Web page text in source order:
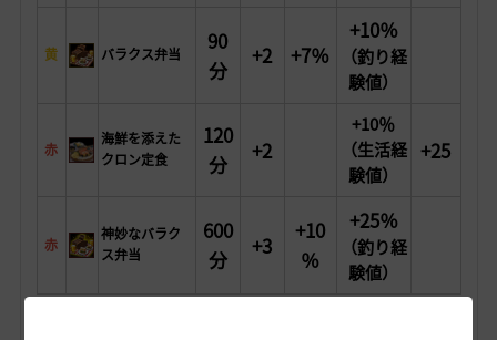
黄 バラクス弁当
90
分
+2 +7％
+10％
（釣り経
験値）
赤
海鮮を添えた
クロン定食
120
分
+2
+10％
（生活経
験値）
+25
赤
神妙なバラク
ス弁当
600
分
+3
+10
％
+25％
（釣り経
験値）